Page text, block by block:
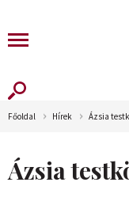
Főoldal Hírek Ázsia
Ázsia